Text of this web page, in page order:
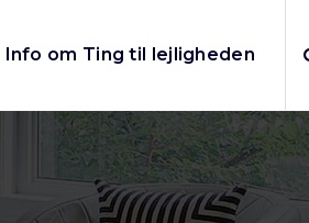
Info om Ting til lejligheden